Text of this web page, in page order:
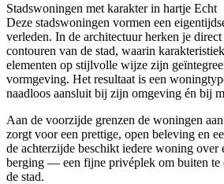
Stadswoningen met karakter in hartje Echt
Deze stadswoningen vormen een
verleden. In de architectuur herken je
contouren van de stad, waarin
elementen op stijlvolle wijze zijn
vormgeving. Het resultaat is een
naadloos aansluit bij zijn omgeving én bij
Aan de voorzijde grenzen de woningen
zorgt voor een prettige, open beleving en
de achterzijde beschikt iedere woning over
berging — een fijne privéplek om buiten te
de stad.